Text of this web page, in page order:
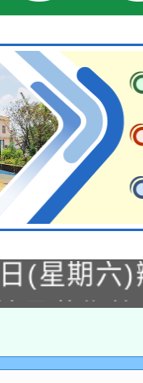
利署委託
辦理「
及節水達
(星期六
福系列
景藝術